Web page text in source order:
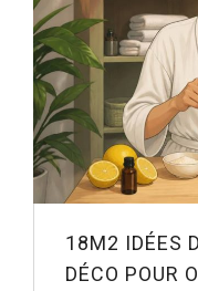
18M2 IDÉES
DÉCO POUR